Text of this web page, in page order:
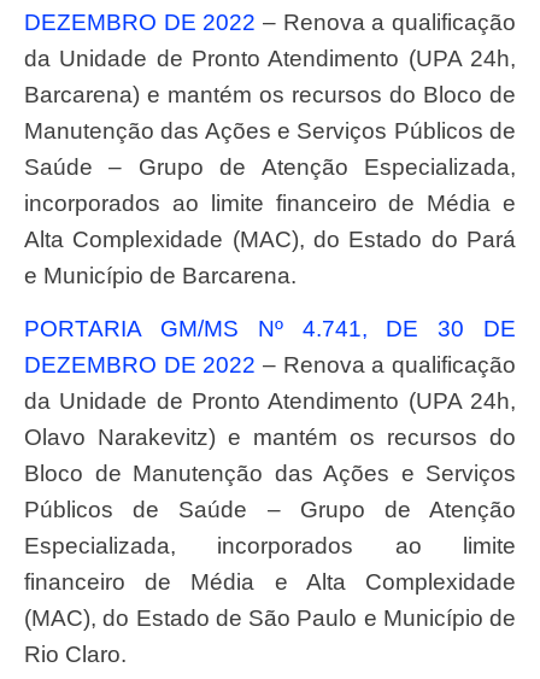
DEZEMBRO DE 2022 – Renova a qualificação
da Unidade de Pronto Atendimento (UPA 24h,
Barcarena) e mantém os recursos do Bloco de
Manutenção das Ações e Serviços Públicos de
Saúde – Grupo de Atenção Especializada,
incorporados ao limite financeiro de Média e
Alta Complexidade (MAC), do Estado do Pará
e Município de Barcarena.
PORTARIA GM/MS Nº 4.741, DE 30 DE
DEZEMBRO DE 2022 – Renova a qualificação
da Unidade de Pronto Atendimento (UPA 24h,
Olavo Narakevitz) e mantém os recursos do
Bloco de Manutenção das Ações e Serviços
Públicos de Saúde – Grupo de Atenção
Especializada, incorporados ao limite
financeiro de Média e Alta Complexidade
(MAC), do Estado de São Paulo e Município de
Rio Claro.